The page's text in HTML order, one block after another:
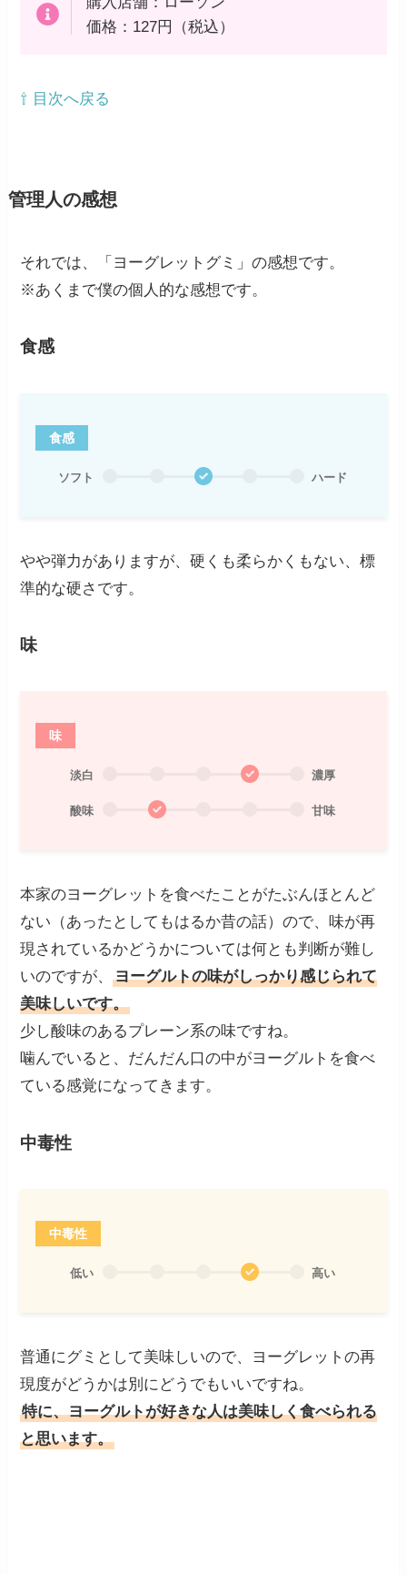
価格：127円（税込）
⇧ 目次へ戻る
管理人の感想
それでは、「ヨーグレットグミ」の感想です。
※あくまで僕の個人的な感想です。
食感
食感
ソフト ハード
やや弾力がありますが、硬くも柔らかくもない、標
準的な硬さです。
味
味
淡白 濃厚
酸味 甘味
本家のヨーグレットを食べたことがたぶんほとんど
ない（あったとしてもはるか昔の話）ので、味が再
現されているかどうかについては何とも判断が難し
いのですが、ヨーグルトの味がしっかり感じられて
美味しいです。
少し酸味のあるプレーン系の味ですね。
噛んでいると、だんだん口の中がヨーグルトを食べ
ている感覚になってきます。
中毒性
中毒性
低い 高い
普通にグミとして美味しいので、ヨーグレットの再
現度がどうかは別にどうでもいいですね。
特に、ヨーグルトが好きな人は美味しく食べられる
と思います。